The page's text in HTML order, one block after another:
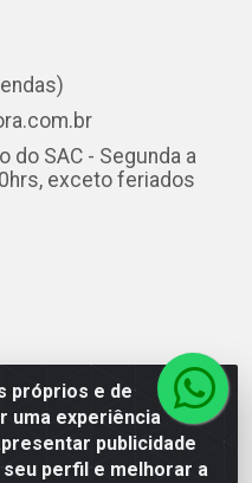
próprios e de
uma experiência
publicidade
perfil e melhorar a
do SAC - Segunda a
exceto feriados
de Góes Monteiro, 7049
- CEP 57061-000 - CNPJ
20